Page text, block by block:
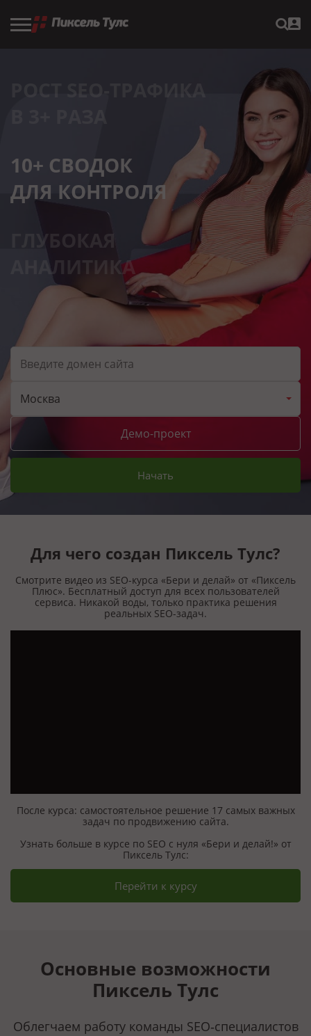
10+ СВОДОК
ДЛЯ КОНТРОЛЯ
ГЛУБОКАЯ
АНАЛИТИКА
Москва
Демо-проект
Начать
Для чего создан Пиксель Тулс?
Смотрите видео из SEO-курса «Бери и делай» от «Пиксель
Плюс». Бесплатный доступ для всех пользователей
сервиса. Никакой воды, только практика решения
реальных SEO-задач.
После курса: самостоятельное решение 17 самых важных
задач по продвижению сайта.
Узнать больше в курсе по SEO с нуля «Бери и делай!» от
Пиксель Тулс:
Перейти к курсу
Основные возможности
Пиксель Тулс
Облегчаем работу команды SEO‑специалистов